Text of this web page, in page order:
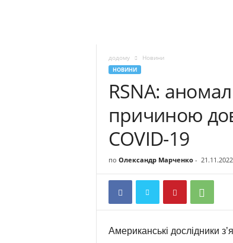
додому Новини
НОВИНИ
RSNA:
причиною
COVID-19
по Олександр Марченко- 21.11.2022
Американські дослідники